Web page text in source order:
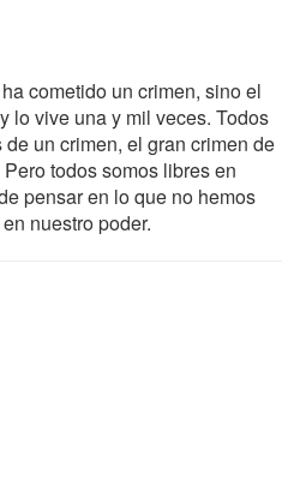
cometido un crimen, sino el
lo vive una y mil veces. Todos
un crimen, el gran crimen de
todos somos libres en
pensar en lo que no hemos
nuestro poder.